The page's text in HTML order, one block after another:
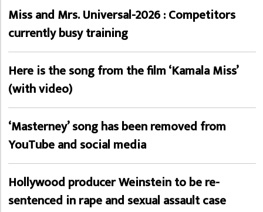
Miss and Mrs. Universal-2026 : Competitors
currently busy training
Here is the song from the film ‘Kamala Miss’
(with video)
‘Masterney’ song has been removed from
YouTube and social media
Hollywood producer Weinstein to be re-
sentenced in rape and sexual assault case